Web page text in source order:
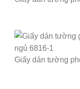
Giấy dán tường